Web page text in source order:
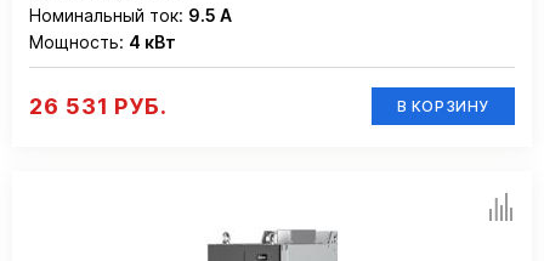
Номинальный ток: 9.5 А
Мощность: 4 кВт
26 531 РУБ. В КОРЗИНУ